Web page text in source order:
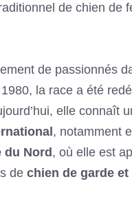
de chien de
de passionnés
la race a été
elle connaît
, notamment
du Nord, où elle est
de chien de garde